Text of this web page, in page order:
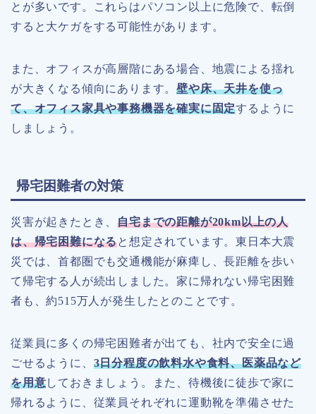
とが多いです。これらはパソコン以上に危険で、転倒
すると大ケガをする可能性があります。
また、オフィスが高層階にある場合、地震による揺れ
が大きくなる傾向にあります。壁や床、天井を使っ
て、オフィス家具や事務機器を確実に固定するように
しましょう。
帰宅困難者の対策
災害が起きたとき、自宅までの距離が20km以上の人
は、帰宅困難になると想定されています。東日本大震
災では、首都圏でも交通機能が麻痺し、長距離を歩い
て帰宅する人が続出しました。家に帰れない帰宅困難
者も、約515万人が発生したとのことです。
従業員に多くの帰宅困難者が出ても、社内で安全に過
ごせるように、 3日分程度の飲料水や食料、医薬品など
を用意しておきましょう。また、待機後に徒歩で家に
帰れるように、従業員それぞれに運動靴を準備させた